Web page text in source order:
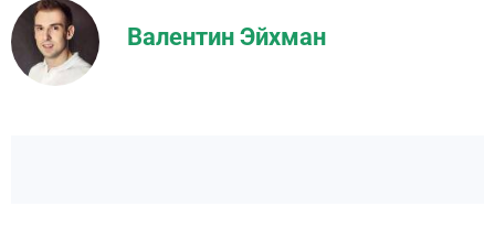
Валентин Эйхман